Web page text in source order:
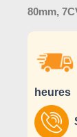
80mm,
heures